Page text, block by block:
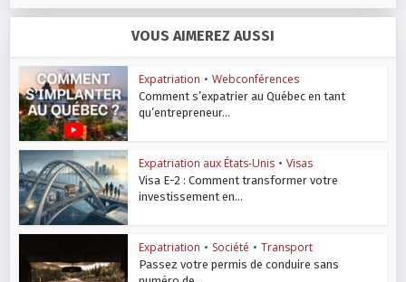
VOUS AIMEREZ AUSSI
Expatriation • Webconférences
Comment s’expatrier au Québec en tant
qu’entrepreneur...
Expatriation aux États-Unis • Visas
Visa E-2 : Comment transformer votre
investissement en...
Expatriation • Société • Transport
Passez votre permis de conduire sans